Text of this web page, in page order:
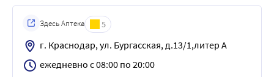
Здесь Аптека 5
г. Краснодар, ул. Бургасская, д.13/1,литер А
ежедневно с 08:00 по 20:00